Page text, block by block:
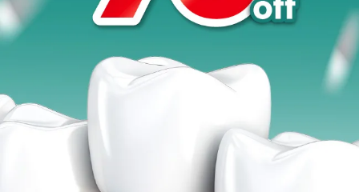
Promo &
Deals